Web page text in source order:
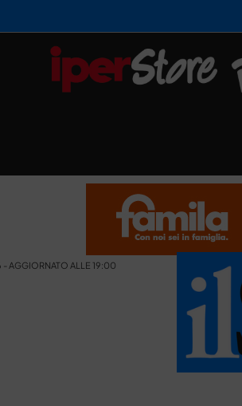
AGGIORNATO ALLE 19:00